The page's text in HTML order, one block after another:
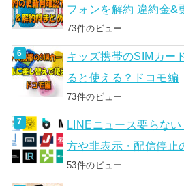
フォンを解約 違約金&
73件のビュー
キッズ携帯のSIMカー
ると使える？ドコモ編
73件のビュー
LINEニュース要らな
方や非表示・配信停止
53件のビュー